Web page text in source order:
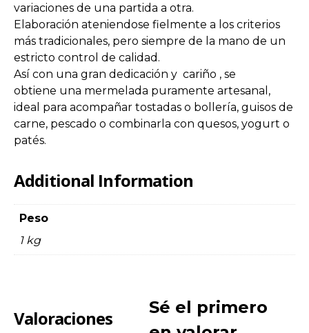
variaciones de una partida a otra.
Elaboración ateniendose fielmente a los criterios
más tradicionales, pero siempre de la mano de un
estricto control de calidad.
Así con una gran dedicación y cariño , se
obtiene una mermelada puramente artesanal,
ideal para acompañar tostadas o bollería, guisos de
carne, pescado o combinarla con quesos, yogurt o
patés.
Additional Information
Peso
1 kg
Valoraciones
Sé el primero